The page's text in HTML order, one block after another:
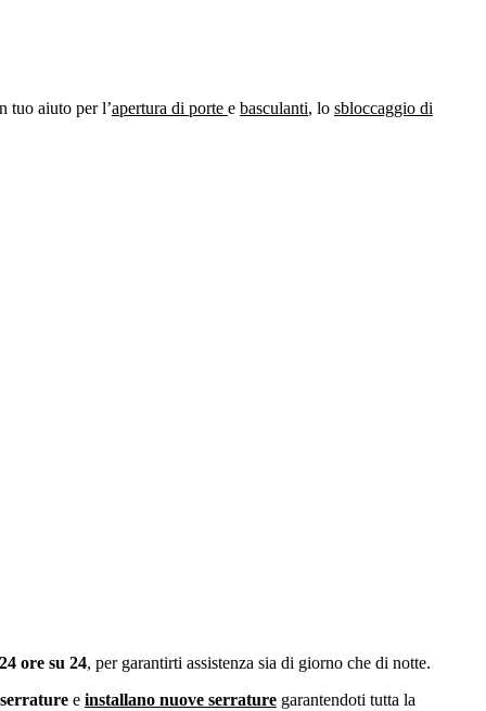
tuo aiuto per l’apertura di porte e basculanti, lo sbloccaggio di
ore su 24, per garantirti assistenza sia di giorno che di notte.
e installano nuove serrature garantendoti tutta la